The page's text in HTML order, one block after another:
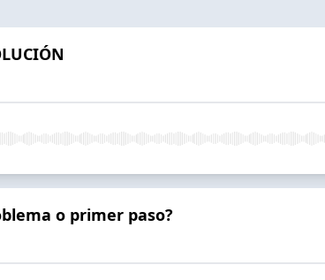
o primer paso?